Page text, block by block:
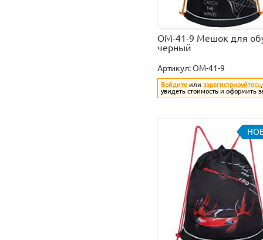
OM-41-9 Мешок для
черный
Артикул:OM-41-9
Войдите или зарегистрируйтесь
увидеть стоимость и оформить